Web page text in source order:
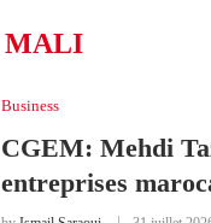
MALI
Business
CGEM: Mehdi
entreprises